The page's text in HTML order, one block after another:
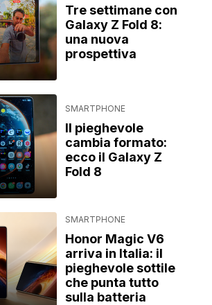
Tre settimane con
Galaxy Z Fold 8:
una nuova
prospettiva
SMARTPHONE
Il pieghevole
cambia formato:
ecco il Galaxy Z
Fold 8
SMARTPHONE
Honor Magic V6
arriva in Italia: il
pieghevole sottile
che punta tutto
sulla batteria